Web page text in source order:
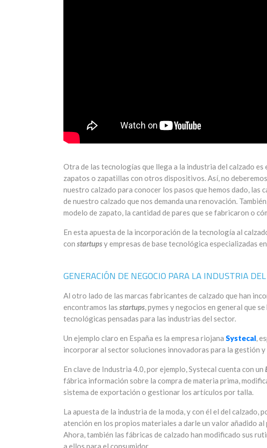
Otra de las tecnologías que llega a la industria del calzado
zapatos o zapatillas con otros dispositivos. Así, no
nuestro calzado para conocer los pasos que hemos dado,
de nuestro calzado que nos demanda una renovación.
modelo de zapato, la cantidad de pares que se fabricaron o
En esta apuesta de la incorporación de la tecnología al
con startupsy empresas de base tecnológica especializadas en
GENERACIÓN DE NEGOCIO PARA LA INDUSTRIA
Al otro lado de las marcas fabricantes de calzado que han
encontramos las startups , pymes y negocios en general que
tecnológicas pensadas para las industrias del sector.
Un ejemplo claro en España es la empresa riojana Systecal ,
incorporar al sector soluciones innovadoras para la gestión
En clave de Industria 4.0, por ejemplo, Systecal cuenta con un
fábrica información sobre la compra de materia prima,
sistema de exportación o gestionar los artículos por talla.
La apuesta de la industria de la moda, y con él el del
atención en los propios materiales a darle un valor añadido
Ahora, también las fábricas de calzado han modificado sus
a ellos para el consumidor.